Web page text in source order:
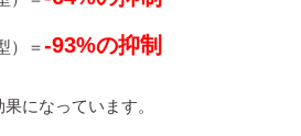
）＝‐93%の抑制
になっています。